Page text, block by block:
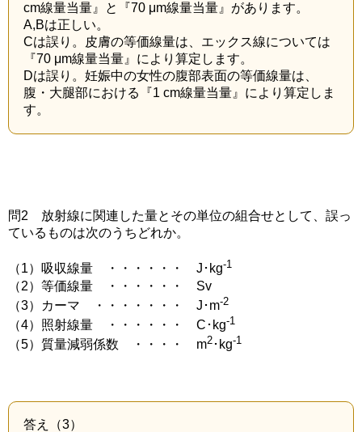
cm線量当量』と『70 μm線量当量』があります。
A,Bは正しい。
Cは誤り。皮膚の等価線量は、エックス線については
『70 μm線量当量』により算定します。
Dは誤り。妊娠中の女性の腹部表面の等価線量は、
腹・大腿部における『1 cm線量当量』により算定しま
す。
問2 放射線に関連した量とその単位の組合せとして、誤っ
ているものは次のうちどれか。
（1）吸収線量 ・・・・・・ J･kg-1
（2）等価線量 ・・・・・・ Sv
（3）カーマ ・・・・・・・ J･m-2
（4）照射線量 ・・・・・・ C･kg-1
（5）質量減弱係数 ・・・・ m2 ･kg-1
答え（3）